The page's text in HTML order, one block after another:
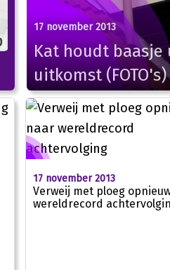
17 november 2013
Kat houdt baasje
uitkomst (FOTO's)
17 november 2013
Verweij met ploeg
wereldrecord